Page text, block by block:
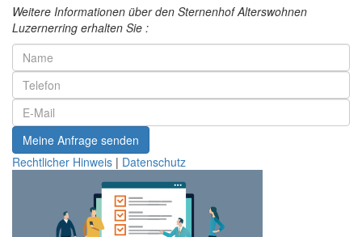
Weitere Informationen über den Sternenhof Alterswohnen
Luzernerring erhalten Sie :
Meine Anfrage senden
Rechtlicher Hinweis | Datenschutz